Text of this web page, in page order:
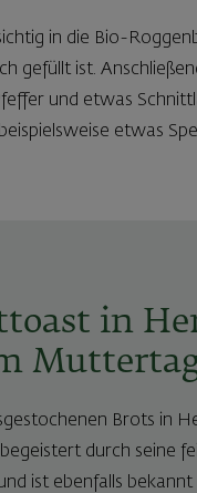
in die Bio-
gefüllt ist.
und etwas
etwas
in
Brots in
begeistert durch seine
ist ebenfalls